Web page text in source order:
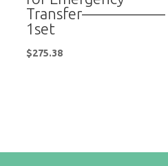
Transfer—————–
1set
$275.38